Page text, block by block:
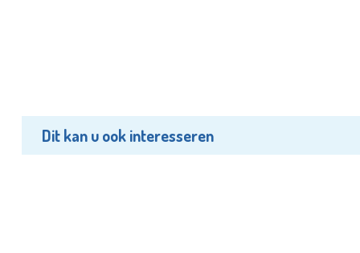
Dit kan u ook interesseren